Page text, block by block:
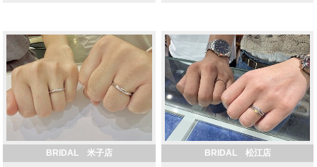
BRIDAL 米子店 BRIDAL 松江店